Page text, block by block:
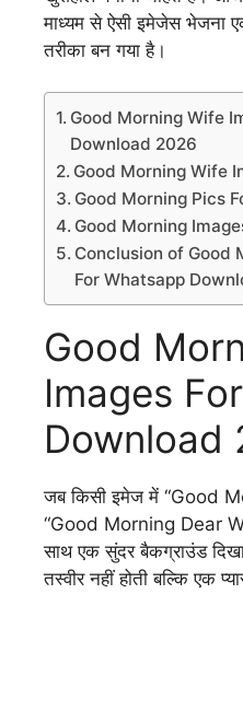
माध्यम से ऐसी इमेजेस भेजना
तरीका बन गया है।
Good Morning Wife
Download 2026
Good Morning Wife
Good Morning Pics
Good Morning
Conclusion of Good
For Whatsapp
Good
Images
Download
जब किसी इमेज में “Good
“Good Morning Dear
साथ एक सुंदर बैकग्राउंड
तस्वीर नहीं होती बल्कि एक